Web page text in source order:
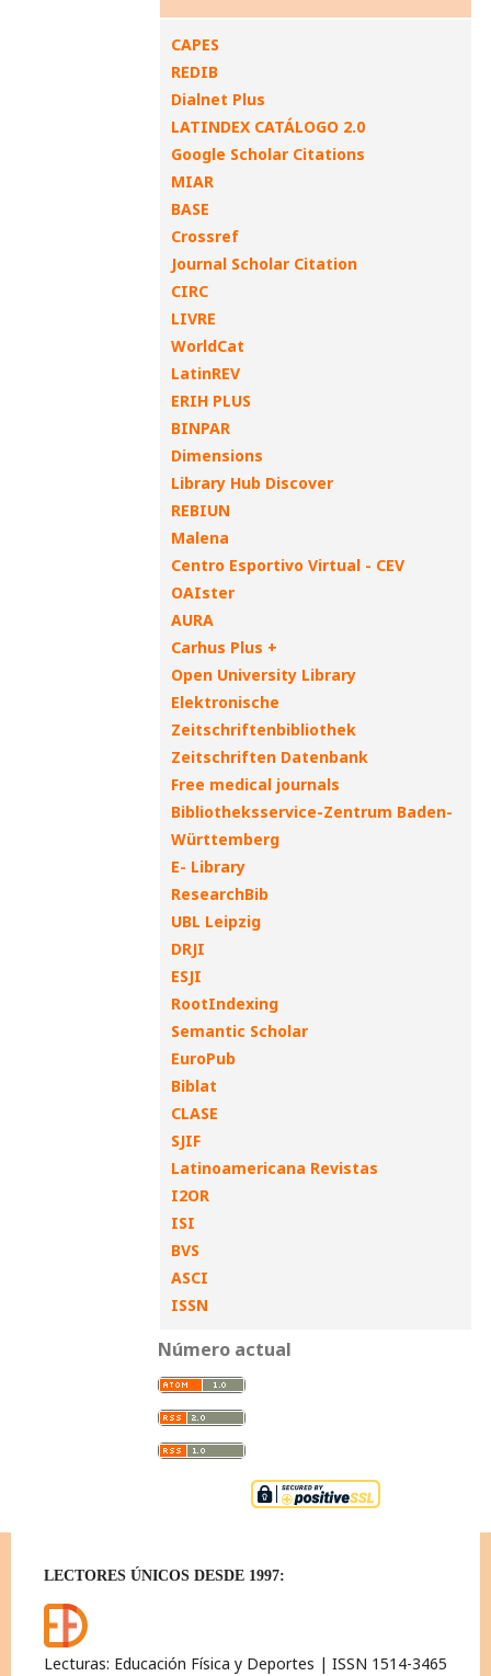
CAPES
REDIB
Dialnet Plus
LATINDEX CATÁLOGO 2.0
Google Scholar Citations
MIAR
BASE
Crossref
Journal Scholar Citation
CIRC
LIVRE
WorldCat
LatinREV
ERIH PLUS
BINPAR
Dimensions
Library Hub Discover
REBIUN
Malena
Centro Esportivo Virtual - CEV
OAIster
AURA
Carhus Plus +
Open University Library
Elektronische
Zeitschriftenbibliothek
Zeitschriften Datenbank
Free medical journals
Bibliotheksservice-Zentrum Baden-
Württemberg
E- Library
ResearchBib
UBL Leipzig
DRJI
ESJI
RootIndexing
Semantic Scholar
EuroPub
Biblat
CLASE
SJIF
Latinoamericana Revistas
I2OR
ISI
BVS
ASCI
ISSN
Número actual
LECTORES ÚNICOS DESDE 1997:
Lecturas: Educación Física y Deportes | ISSN 1514-3465